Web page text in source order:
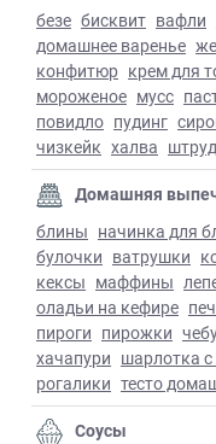
безе бисквит вафли
домашнее варенье
конфитюр крем для
мороженое мусс
повидло пудинг
чизкейк халва
Домашняя
блины начинка для
булочки ватрушки
кексы маффины
оладьи на кефире
пироги пирожки
хачапури шарлотка
рогалики тесто
Соусы